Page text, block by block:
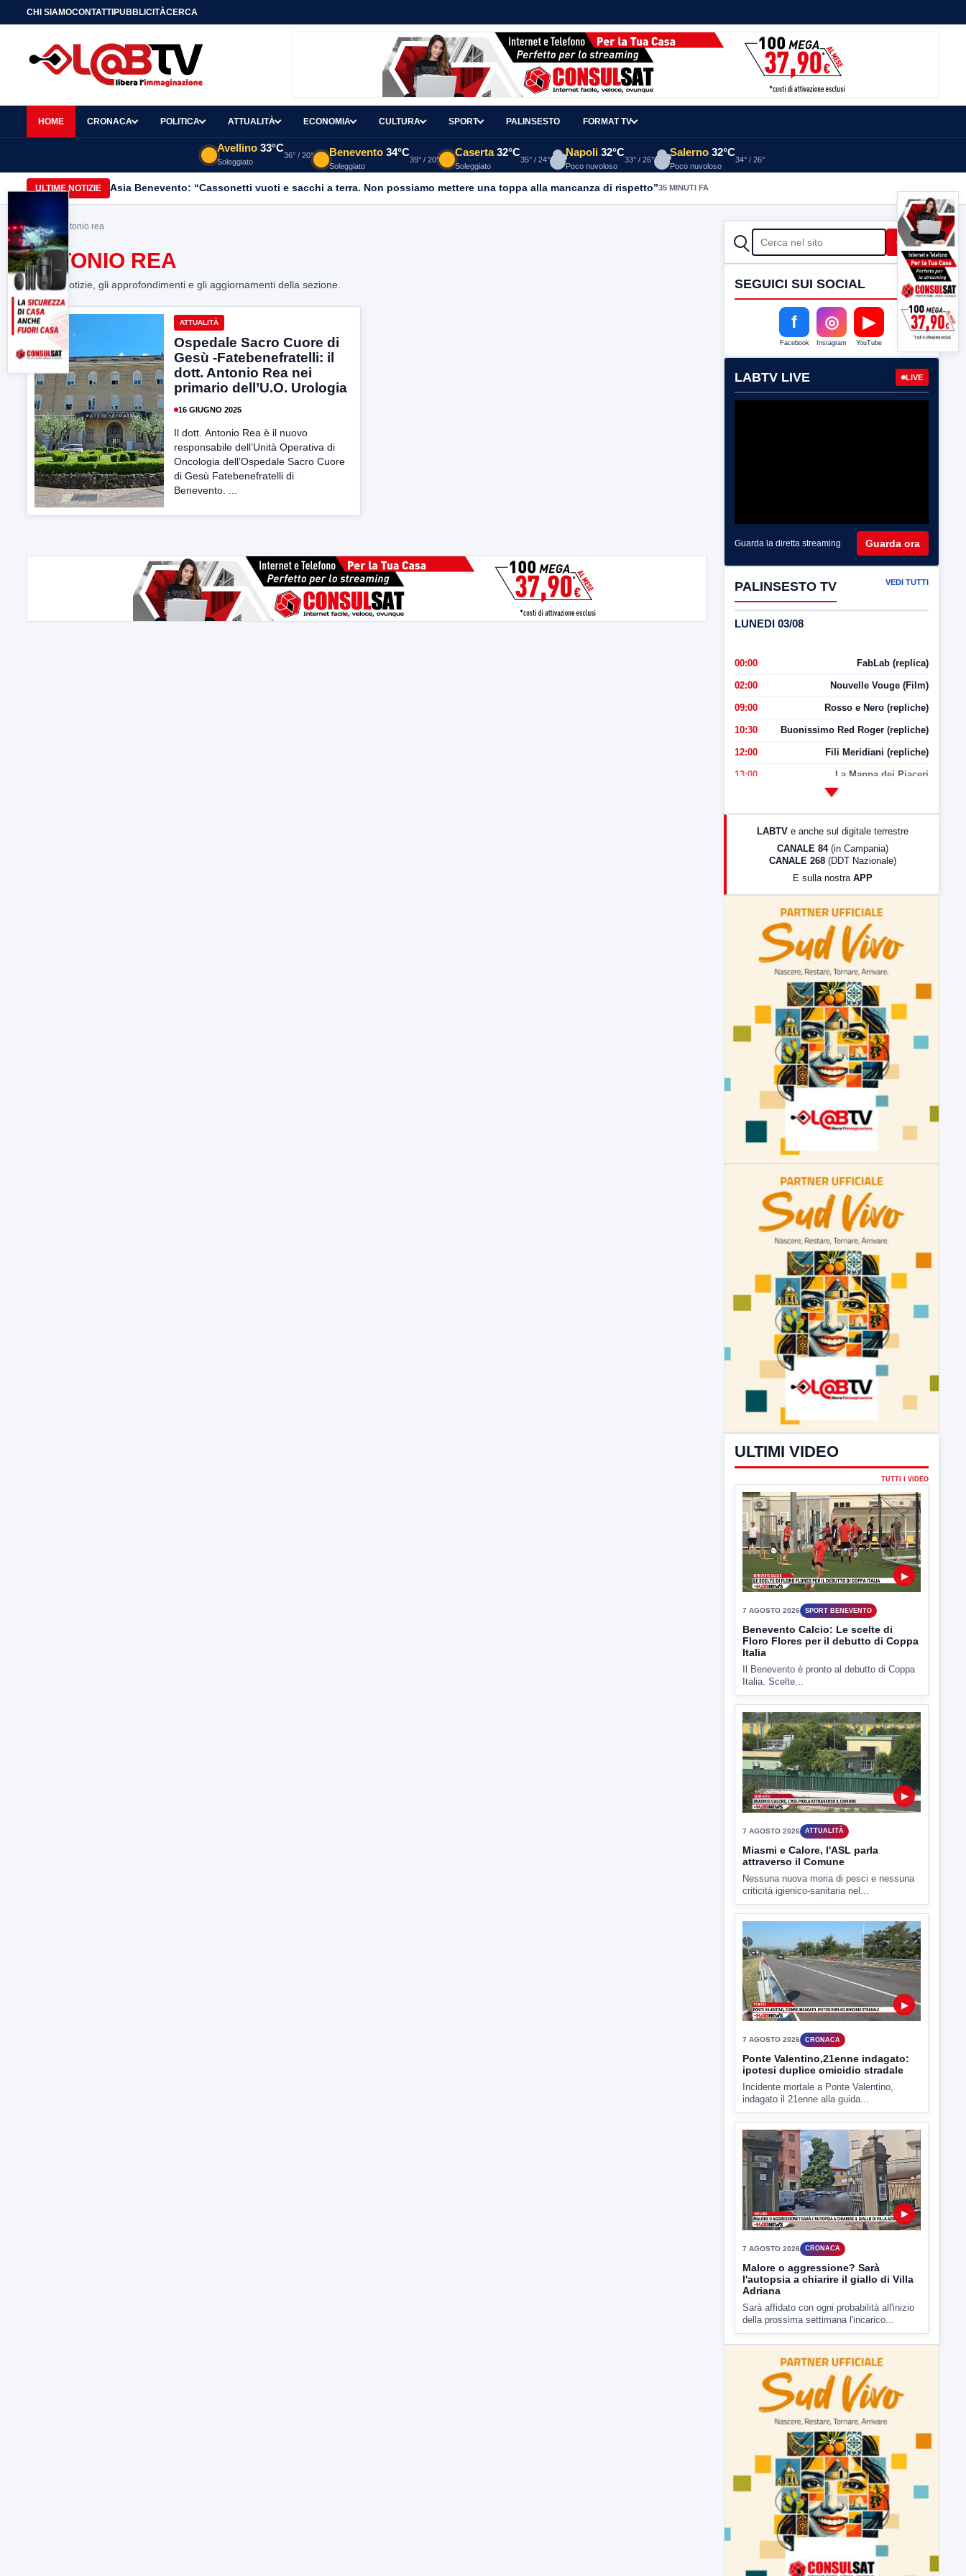
CHI SIAMOCONTATTIPUBBLICITÀCERCA
HOME CRONACA POLITICA ATTUALITÀ ECONOMIA CULTURA SPORT PALINSESTO FORMAT TV
Avellino 33°C
Soleggiato
36° / 20° Benevento 34°C
Soleggiato
39° / 20°
Caserta 32°C
Soleggiato
35° / 24°
Napoli 32°C
Poco nuvoloso
33° / 26°
Salerno 32°C
Poco nuvoloso
34° / 26°
ULTIME NOTIZIE Asia Benevento: “Cassonetti vuoti e sacchi a terra. Non possiamo mettere una toppa alla mancanza di rispetto”35 MINUTI FA
Home> antonio rea
ANTONIO REA
Tutte le notizie, gli approfondimenti e gli aggiornamenti della sezione.
ATTUALITÀ
Ospedale Sacro Cuore di
Gesù -Fatebenefratelli: il
dott. Antonio Rea nei
primario dell’U.O. Urologia
16 GIUGNO 2025
Il dott. Antonio Rea è il nuovo
responsabile dell’Unità Operativa di
Oncologia dell’Ospedale Sacro Cuore
di Gesù Fatebenefratelli di
Benevento. ...
CERCA Cerca
SEGUICI SUI SOCIAL
f
Facebook
◎
Instagram
▶
YouTube
LABTV LIVE LIVE
Guarda la diretta streaming Guarda ora
PALINSESTO TV VEDI TUTTI
LUNEDI 03/08
00:00 FabLab (replica)
02:00 Nouvelle Vouge (Film)
09:00 Rosso e Nero (repliche)
10:30 Buonissimo Red Roger (repliche)
12:00 Fili Meridiani (repliche)
13:00 La Mappa dei Piaceri
LabNews (Diretta)
LabNews (replica)
LABTV e anche sul digitale terrestre
CANALE 84 (in Campania)
CANALE 268 (DDT Nazionale)
E sulla nostra APP
ULTIMI VIDEO
▶
7 AGOSTO 2026 SPORT BENEVENTO
Benevento Calcio: Le scelte di
Floro Flores per il debutto di Coppa
Italia
Il Benevento è pronto al debutto di Coppa
Italia. Scelte...
7 AGOSTO 2026 ATTUALITÀ
Miasmi e Calore, l'ASL parla
attraverso il Comune
Nessuna nuova moria di pesci e nessuna
criticità igienico-sanitaria nel...
CRONACA
Ponte Valentino,21enne indagato:
ipotesi duplice omicidio stradale
Incidente mortale a Ponte Valentino,
indagato il 21enne alla guida...
7 AGOSTO 2026 CRONACA
Malore o aggressione? Sarà
l'autopsia a chiarire il giallo di Villa
Adriana
Sarà affidato con ogni probabilità all'inizio
della prossima settimana l'incarico...